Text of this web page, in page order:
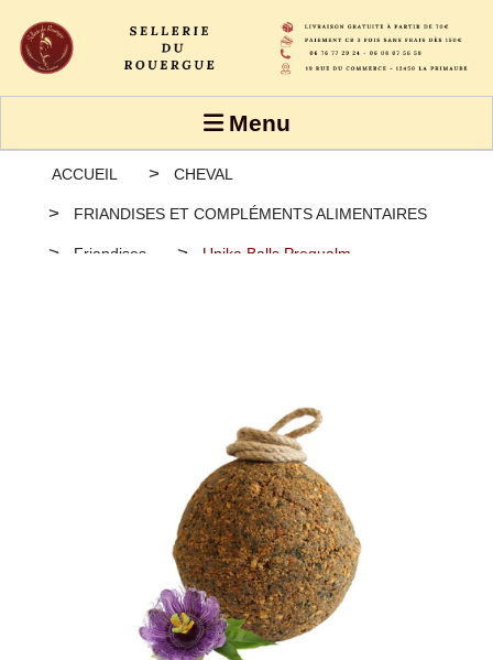
Menu
ACCUEIL CHEVAL
FRIANDISES ET COMPLÉMENTS ALIMENTAIRES
Friandises Unika Balls Prequalm